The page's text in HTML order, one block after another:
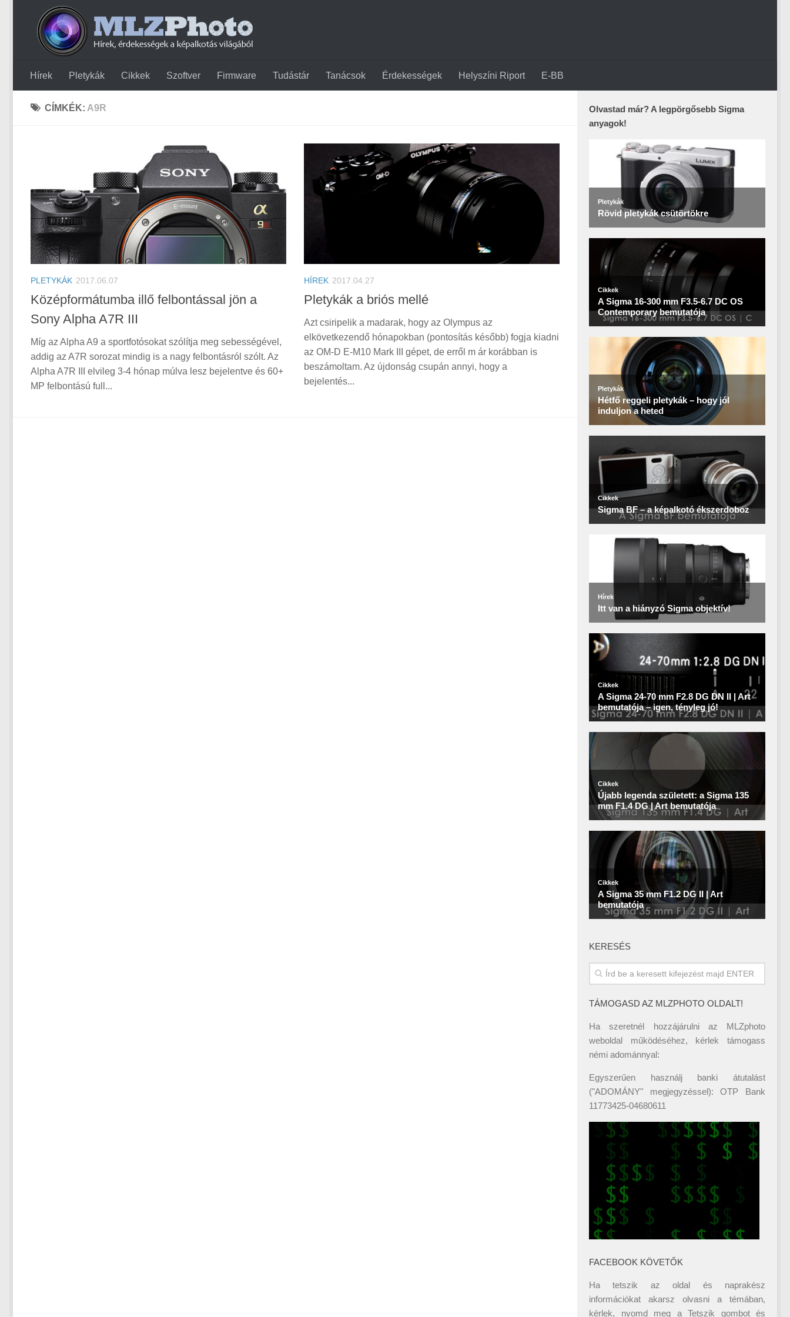
Hírek Pletykák Cikkek Szoftver Firmware Tudástár Tanácsok Érdekességek Helyszíni Riport E-BB
CÍMKÉK: A9R
PLETYKÁK 2017.06.07
Középformátumba illő felbontással jön a
Sony Alpha A7R III
Míg az Alpha A9 a sportfotósokat szólítja meg sebességével,
addig az A7R sorozat mindig is a nagy felbontásról szólt. Az
Alpha A7R III elvileg 3-4 hónap múlva lesz bejelentve és 60+
MP felbontású full...
HÍREK 2017.04.27
Pletykák a briós mellé
Azt csiripelik a madarak, hogy az Olympus az
elkövetkezendő hónapokban (pontosítás később) fogja kiadni
az OM-D E-M10 Mark III gépet, de erről m ár korábban is
beszámoltam. Az újdonság csupán annyi, hogy a
bejelentés...
Olvastad már? A legpörgősebb Sigma
anyagok!
KERESÉS
TÁMOGASD AZ MLZPHOTO OLDALT!
Ha szeretnél hozzájárulni az MLZphoto
weboldal működéséhez, kérlek támogass
némi adománnyal:
Egyszerűen használj banki átutalást
("ADOMÁNY" megjegyzéssel): OTP Bank
11773425-04680611
FACEBOOK KÖVETŐK
Ha tetszik az oldal és naprakész
információkat akarsz olvasni a témában,
kérlek, nyomd meg a Tetszik gombot és